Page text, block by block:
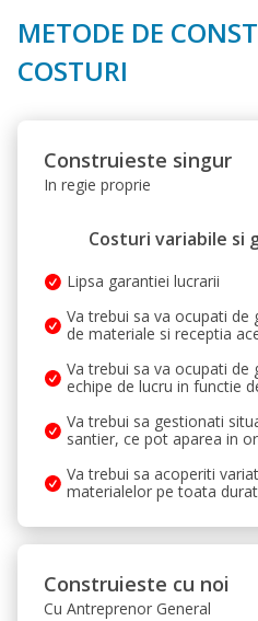
METODE DE
COSTURI
Construieste singur
In regie proprie
Costuri variabile si
Lipsa garantiei lucrarii
Va trebui sa va ocupati
de materiale si receptia
Va trebui sa va ocupati
echipe de lucru in functie
Va trebui sa gestionati
santier, ce pot aparea in
Va trebui sa acoperiti
materialelor pe toata
Construieste cu noi
Cu Antreprenor General